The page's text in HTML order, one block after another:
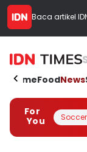
Baca artikel
HomeFoodNews
For
You